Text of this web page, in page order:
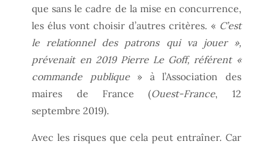
que sans le cadre de la mise en concurrence,
les élus vont choisir d’autres critères. «C’est
le relationnel des patrons qui va jouer »,
prévenait en 2019 Pierre Le Goff, référent «
commande publique » à l’Association des
maires de France (Ouest-France, 12
septembre 2019).
Avec les risques que cela peut entraîner. Car